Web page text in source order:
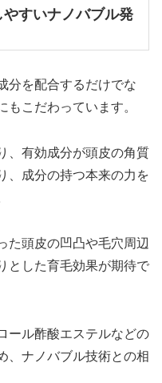
すいナノバブル発
分を配合するだけでな
もこだわっています。
、有効成分が頭皮の角質
、成分の持つ本来の力を
た頭皮の凹凸や毛穴周辺
とした育毛効果が期待で
ール酢酸エステルなどの
、ナノバブル技術との相